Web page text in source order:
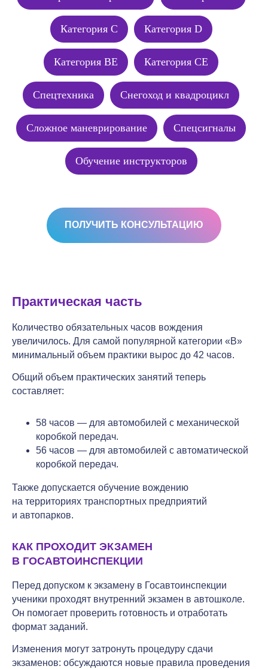
Категория C Категория D
Категория BE Категория CE
Спецтехника Снегоход и квадроцикл
Сложное маневрирование Спецсигналы
Обучение инструкторов
ПОЛУЧИТЬ КОНСУЛЬТАЦИЮ
Практическая часть
Количество обязательных часов вождения
увеличилось. Для самой популярной категории «B»
минимальный объем практики вырос до 42 часов.
Общий объем практических занятий теперь
составляет:
58 часов — для автомобилей с механической
коробкой передач.
56 часов — для автомобилей с автоматической
коробкой передач.
Также допускается обучение вождению
на территориях транспортных предприятий
и автопарков.
КАК ПРОХОДИТ ЭКЗАМЕН
В ГОСАВТОИНСПЕКЦИИ
Перед допуском к экзамену в Госавтоинспекции
ученики проходят внутренний экзамен в автошколе.
Он помогает проверить готовность и отработать
формат заданий.
Изменения могут затронуть процедуру сдачи
экзаменов: обсуждаются новые правила проведения